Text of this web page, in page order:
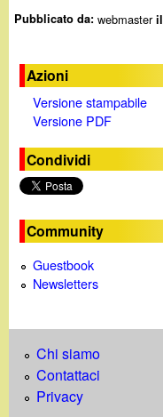
Pubblicato da:webmasteril
Azioni
Versione stampabile
Versione PDF
Condividi
Community
Guestbook
Newsletters
Chi siamo
Contattaci
Privacy